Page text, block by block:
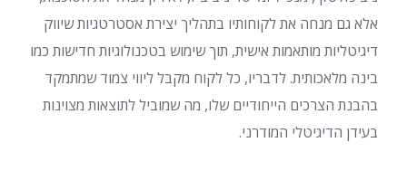
אלא גם מנחה את לקוחותיו בתהליך יצירת אסטרטגיות שיווק
דיגיטליות מותאמות אישית, תוך שימוש בטכנולוגיות חדישות כמו
בינה מלאכותית. לדבריו, כל לקוח מקבל ליווי צמוד שמתמקד
בהבנת הצרכים הייחודיים שלו, מה שמוביל לתוצאות מצוינות
בעידן הדיגיטלי המודרני.